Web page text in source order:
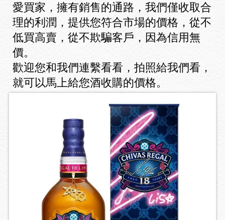
愛買家，擁有銷售的通路，我們僅收取合
理的利潤，提供您符合市場的價格，從不
低買高賣，從不欺騙客戶，因為信用無
價。
歡迎您和我們連繫看看，拍照給我們看，
就可以馬上給您酒收購的價格。